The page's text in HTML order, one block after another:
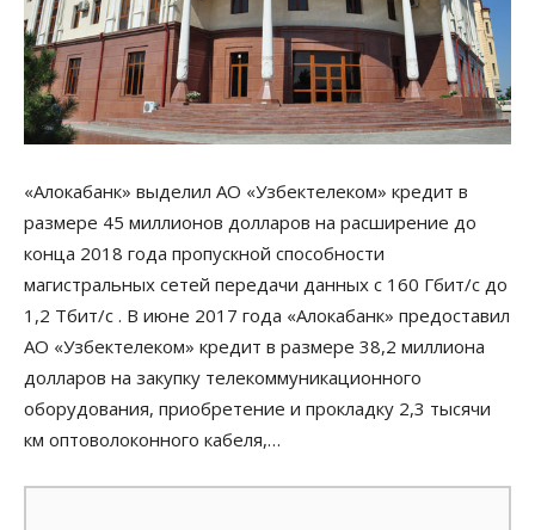
«Алокабанк» выделил АО «Узбектелеком» кредит в
размере 45 миллионов долларов на расширение до
конца 2018 года пропускной способности
магистральных сетей передачи данных с 160 Гбит/c до
1,2 Тбит/c . В июне 2017 года «Алокабанк» предоставил
АО «Узбектелеком» кредит в размере 38,2 миллиона
долларов на закупку телекоммуникационного
оборудования, приобретение и прокладку 2,3 тысячи
км оптоволоконного кабеля,…